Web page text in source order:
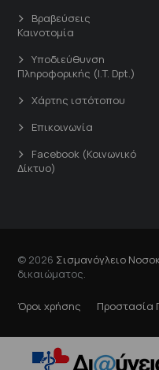
Βραβεύσεις
Καινοτομία
Υποδιεύθυνση
Πληροφορικής (I.T. Dpt.)
Χάρτης ιστότοπου
Επικοινωνία
Facebook (Κοινωνικό
Δίκτυο)
© 2026 Σισμανόγλειο
δικαιώματος.
Όροι χρήσης Προστασία